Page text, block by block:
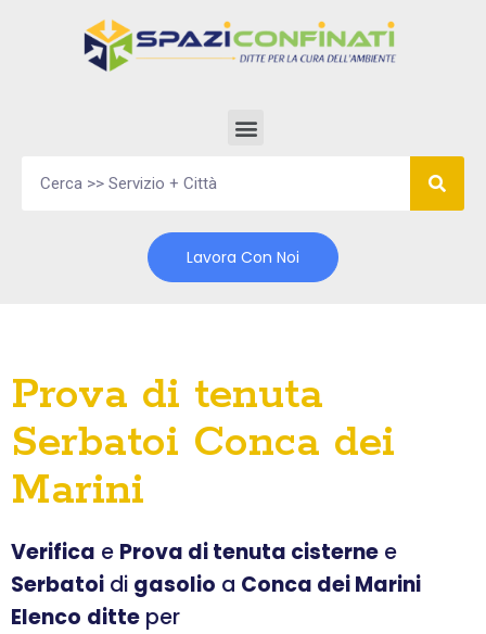
Lavora Con Noi
Prova di tenuta
Serbatoi Conca dei
Marini
Verifica e Prova di tenuta cisterne e
Serbatoi di gasolio a Conca dei Marini
Elenco ditte per